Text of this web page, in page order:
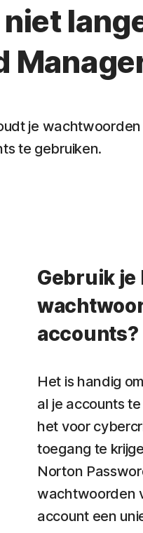
je
te gebruiken.
Gebruik
accounts?
Het is handig
al je accounts
het voor
toegang te
Norton
wachtwoorden
account een